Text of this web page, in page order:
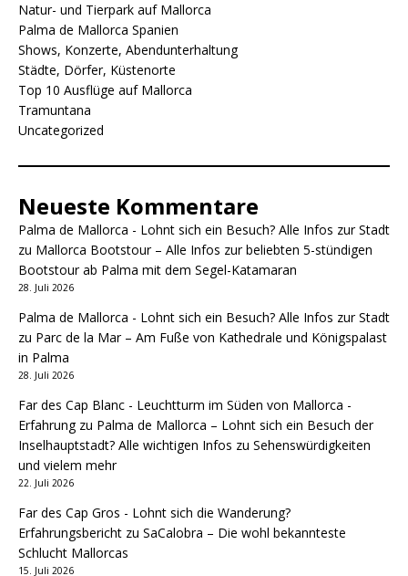
Natur- und Tierpark auf Mallorca
Palma de Mallorca Spanien
Shows, Konzerte, Abendunterhaltung
Städte, Dörfer, Küstenorte
Top 10 Ausflüge auf Mallorca
Tramuntana
Uncategorized
Neueste Kommentare
Palma de Mallorca - Lohnt sich ein Besuch? Alle Infos zur Stadt
zu Mallorca Bootstour – Alle Infos zur beliebten 5-stündigen
Bootstour ab Palma mit dem Segel-Katamaran
28. Juli 2026
Palma de Mallorca - Lohnt sich ein Besuch? Alle Infos zur Stadt
zu Parc de la Mar – Am Fuße von Kathedrale und Königspalast
in Palma
28. Juli 2026
Far des Cap Blanc - Leuchtturm im Süden von Mallorca -
Erfahrungzu Palma de Mallorca – Lohnt sich ein Besuch der
Inselhauptstadt? Alle wichtigen Infos zu Sehenswürdigkeiten
und vielem mehr
22. Juli 2026
Far des Cap Gros - Lohnt sich die Wanderung?
Erfahrungsbericht zu SaCalobra – Die wohl bekannteste
Schlucht Mallorcas
15. Juli 2026